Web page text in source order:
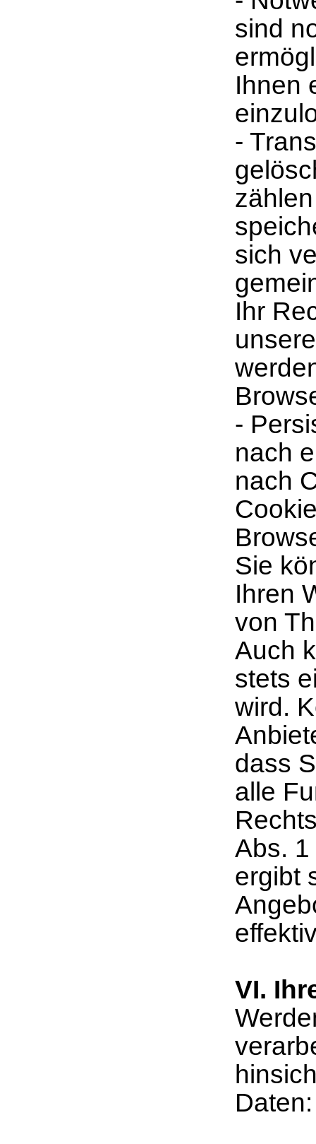
sind
Ihnen
-
sich
Ihr
-
nach
nach
Sie
Ihren
von
Auch
stets
wird.
dass
alle
Abs.
ergibt
VI.